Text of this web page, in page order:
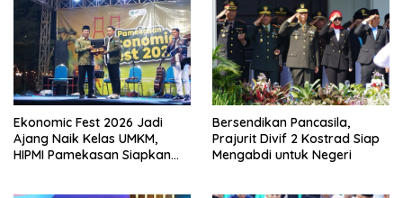
Ekonomic Fest 2026 Jadi
Ajang Naik Kelas UMKM,
HIPMI Pamekasan Siapkan
Bersendikan Pancasila,
Prajurit Divif 2 Kostrad Siap
Mengabdi untuk Negeri